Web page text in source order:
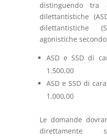
distinguendo tra
dilettantistiche
dilettantistiche
agonistiche
ASD e SSD di
1.500,00
ASD e SSD di
1.000,00
Le domande
direttamente